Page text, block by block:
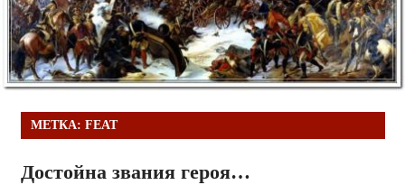
МЕТКА: FEAT
Достойна звания героя…